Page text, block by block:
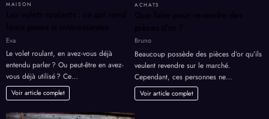
MAISON
Les volets roulants : ce qui rend
leurs poses si intéressantes
Eva
Le volet roulant, en avez-vous déjà
entendu parler ? Ou peut-être en avez-
vous déjà utilisé ? Ce…
Voir article complet
ACHATS
Que faire pour revendre des
pièces d’or ?
Bruno
Beaucoup possède des pièces d’or qu’ils
veulent revendre sur le marché.
Cependant, ces personnes ne…
Voir article complet